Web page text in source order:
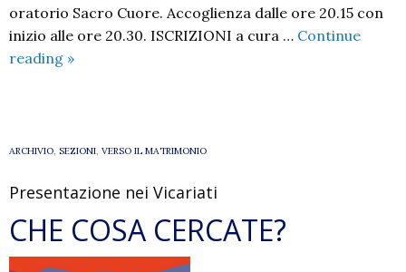
oratorio Sacro Cuore. Accoglienza dalle ore 20.15 con
inizio alle ore 20.30. ISCRIZIONI a cura … Continue
reading Incontro
cammino
il
Matrimonio
Cristiano
con
»
ARCHIVIO, SEZIONI, VERSO IL MATRIMONIO
Presentazione nei Vicariati
CHE COSA CERCATE?